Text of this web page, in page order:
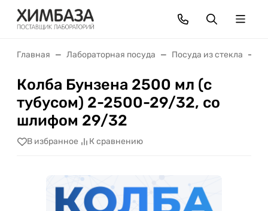
Главная Лабораторная посуда Посуда из стекла
Колба Бунзена 2500 мл (с
тубусом) 2-2500-29/32, со
шлифом 29/32
В избранное К сравнению